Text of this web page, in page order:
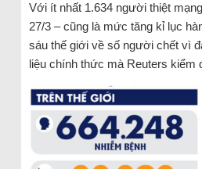
Với ít nhất 1.634 người thiệt
27/3 – cũng là mức tăng kỉ lục
sáu thế giới về số người chết vì
liệu chính thức mà Reuters kiểm